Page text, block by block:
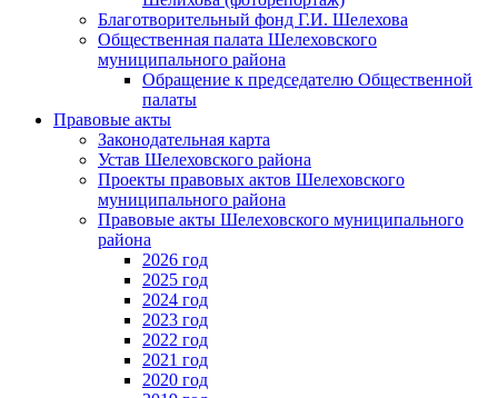
Благотворительный фонд Г.И. Шелехова
Общественная палата Шелеховского
муниципального района
Обращение к председателю Общественной
палаты
Правовые акты
Законодательная карта
Устав Шелеховского района
Проекты правовых актов Шелеховского
муниципального района
Правовые акты Шелеховского муниципального
района
2026 год
2025 год
2024 год
2023 год
2022 год
2021 год
2020 год